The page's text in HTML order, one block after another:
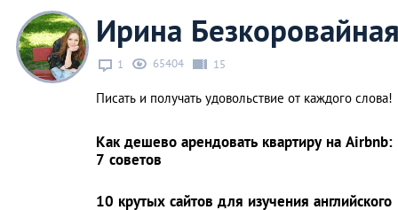
Ирина
1 65404 15
Писать и получать удовольствие от каждого слова!
Как дешево арендовать квартиру на Airbnb:
7 советов
10 крутых сайтов для изучения английского